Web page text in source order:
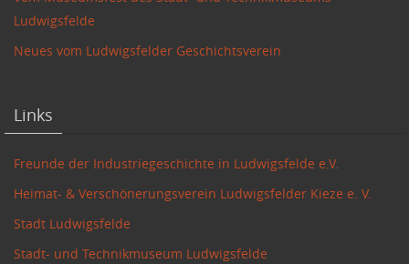
Ludwigsfelde
Neues vom Ludwigsfelder Geschichtsverein
Links
Freunde der Industriegeschichte in Ludwigsfelde e.V.
Heimat- & Verschönerungsverein Ludwigsfelder Kieze e. V.
Stadt Ludwigsfelde
Stadt- und Technikmuseum Ludwigsfelde